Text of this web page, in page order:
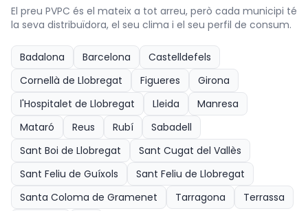
El preu PVPC és el mateix a tot arreu, però cada municipi té
la seva distribuïdora, el seu clima i el seu perfil de consum.
Badalona Barcelona
Castelldefels
Cornellà de Llobregat
Figueres
Girona
l'Hospitalet de Llobregat
Lleida
Manresa
Mataró
Reus Rubí
Sabadell
Sant Boi de Llobregat
Sant Cugat del Vallès
Sant Feliu de Guíxols
Sant Feliu de Llobregat
Santa Coloma de Gramenet
Tarragona
Terrassa